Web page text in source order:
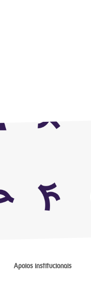
Apoios institucionais